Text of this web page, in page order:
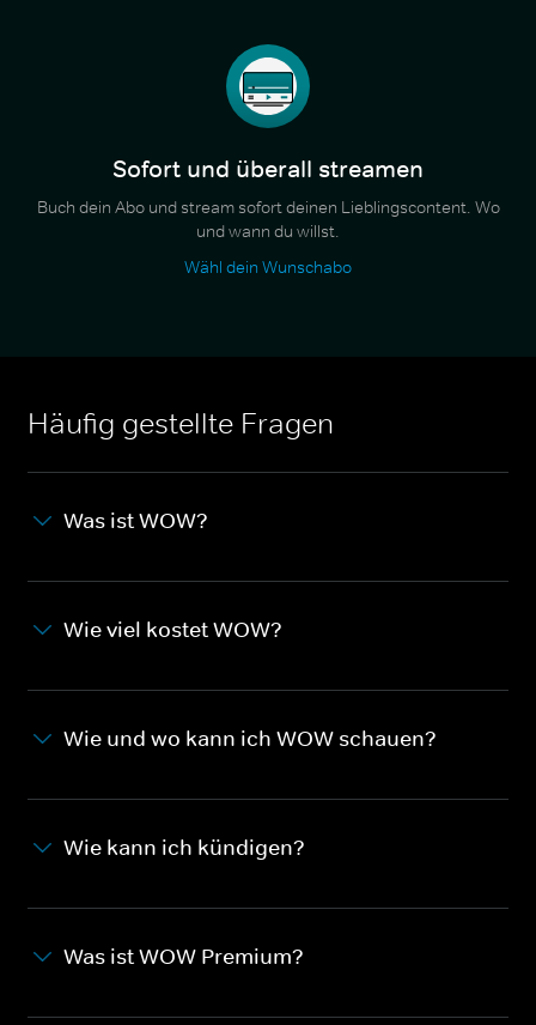
Sofort und überall streamen
Buch dein Abo und stream sofort deinen Lieblingscontent. Wo
und wann du willst.
Wähl dein Wunschabo
Häufig gestellte Fragen
Was ist WOW?
Wie viel kostet WOW?
Wie und wo kann ich WOW schauen?
Wie kann ich kündigen?
Was ist WOW Premium?